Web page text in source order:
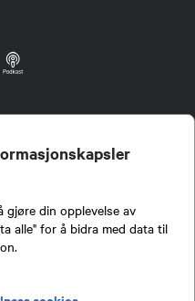
din opplevelse av
alle" for å bidra med data til
formidling av kunnskap om jakt og
men har et sterkt jakt-, fiske-, og
har ansvar for innhold de